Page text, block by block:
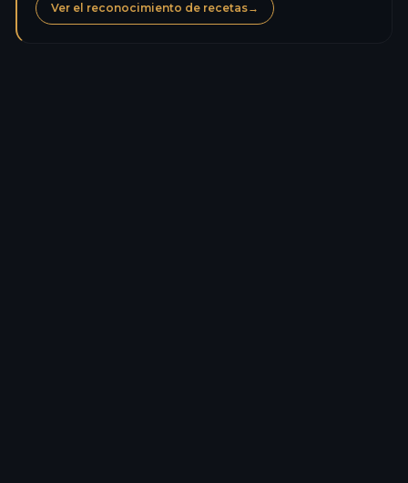
Ver el reconocimiento de recetas→